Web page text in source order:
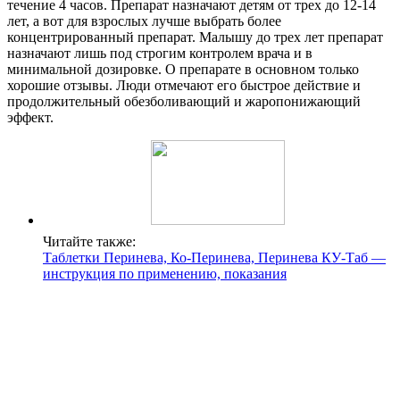
течение 4 часов. Препарат назначают детям от трех до 12-14
лет, а вот для взрослых лучше выбрать более
концентрированный препарат. Малышу до трех лет препарат
назначают лишь под строгим контролем врача и в
минимальной дозировке. О препарате в основном только
хорошие отзывы. Люди отмечают его быстрое действие и
продолжительный обезболивающий и жаропонижающий
эффект.
Читайте также:
Таблетки Перинева, Ко-Перинева, Перинева КУ-Таб —
инструкция по применению, показания